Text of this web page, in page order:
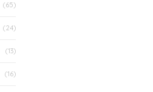
(65)
(24)
(13)
(16)